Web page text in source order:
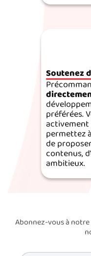
Soutenez
préférées.
activement
permettez
de
contenus,
ambitieux.
Abonnez-vous à